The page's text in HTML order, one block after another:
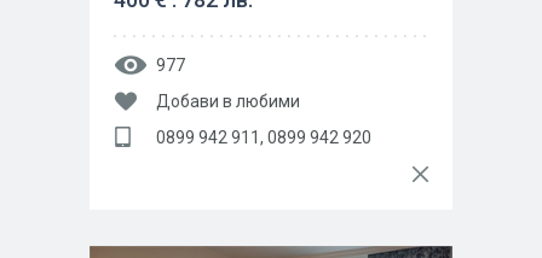
977
Добави в любими
0899 942 911, 0899 942 920